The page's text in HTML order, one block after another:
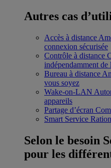
Autres cas
Accès à distance
connexion sécurisée
Contrôle à distance
indépendamment de
Bureau à distance
vous soyez
Wake-on-LAN
appareils
Partage d’écran
Smart Service
Selon le besoin
pour les